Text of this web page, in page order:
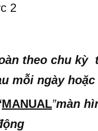
2
theo chu kỳ
mỗi ngày
MANUAL”màn